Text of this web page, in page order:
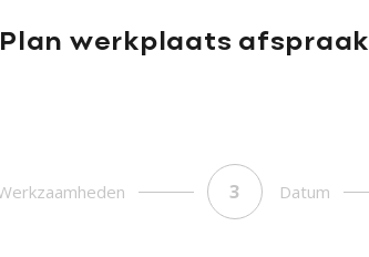
Plan werkplaats afspraak